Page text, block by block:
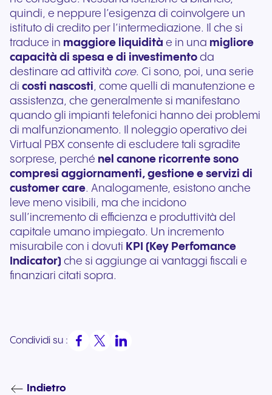
quindi, e neppure l’esigenza di coinvolgere un
istituto di credito per l’intermediazione. Il che si
traduce in maggiore liquidità e in una migliore
capacità di spesa e di investimento da
destinare ad attività core. Ci sono, poi, una serie
di costi nascosti, come quelli di manutenzione e
assistenza, che generalmente si manifestano
quando gli impianti telefonici hanno dei problemi
di malfunzionamento. Il noleggio operativo dei
Virtual PBX consente di escludere tali sgradite
sorprese, perché nel canone ricorrente sono
compresi aggiornamenti, gestione e servizi di
customer care. Analogamente, esistono anche
leve meno visibili, ma che incidono
sull’incremento di efficienza e produttività del
capitale umano impiegato. Un incremento
misurabile con i dovuti KPI (Key Perfomance
Indicator) che si aggiunge ai vantaggi fiscali e
finanziari citati sopra.
Condividi su :
Indietro